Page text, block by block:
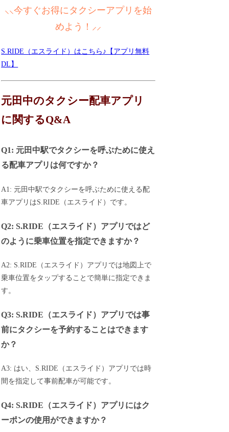
⸜⸜今すぐお得にタクシーアプリを始
めよう！⸝⸝
S.RIDE（エスライド）はこちら♪【アプリ無料
DL】
元田中のタクシー配車アプリ
に関するQ&A
Q1: 元田中駅でタクシーを呼ぶために使え
る配車アプリは何ですか？
A1: 元田中駅でタクシーを呼ぶために使える配
車アプリはS.RIDE（エスライド）です。
Q2: S.RIDE（エスライド）アプリではど
のように乗車位置を指定できますか？
A2: S.RIDE（エスライド）アプリでは地図上で
乗車位置をタップすることで簡単に指定できま
す。
Q3: S.RIDE（エスライド）アプリでは事
前にタクシーを予約することはできます
か？
A3: はい、S.RIDE（エスライド）アプリでは時
間を指定して事前配車が可能です。
Q4: S.RIDE（エスライド）アプリにはク
ーポンの使用ができますか？